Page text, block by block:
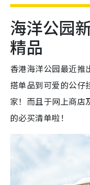
海洋公园
精品
香港海洋公园最近推
搭单品到可爱的公仔
家！而且于网上商店
的必买清单啦！